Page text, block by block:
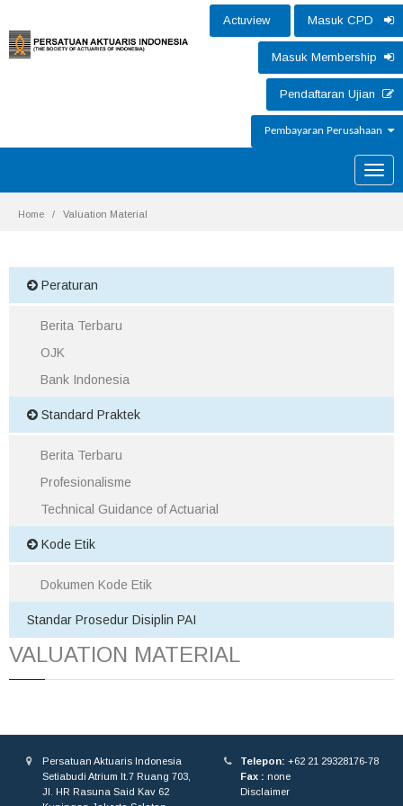
Actuview Masuk CPD
Masuk Membership
Pendaftaran Ujian
Pembayaran Perusahaan
Toggle
Home Valuation Material
Peraturan
Berita Terbaru
OJK
Bank Indonesia
Standard Praktek
Berita Terbaru
Profesionalisme
Technical Guidance of Actuarial
Kode Etik
Dokumen Kode Etik
Standar Prosedur Disiplin PAI
VALUATION MATERIAL
Telepon: +62 21 29328176-78
Fax : none
Disclaimer
Persatuan Aktuaris Indonesia
Setiabudi Atrium lt.7 Ruang 703,
Jl. HR Rasuna Said Kav 62